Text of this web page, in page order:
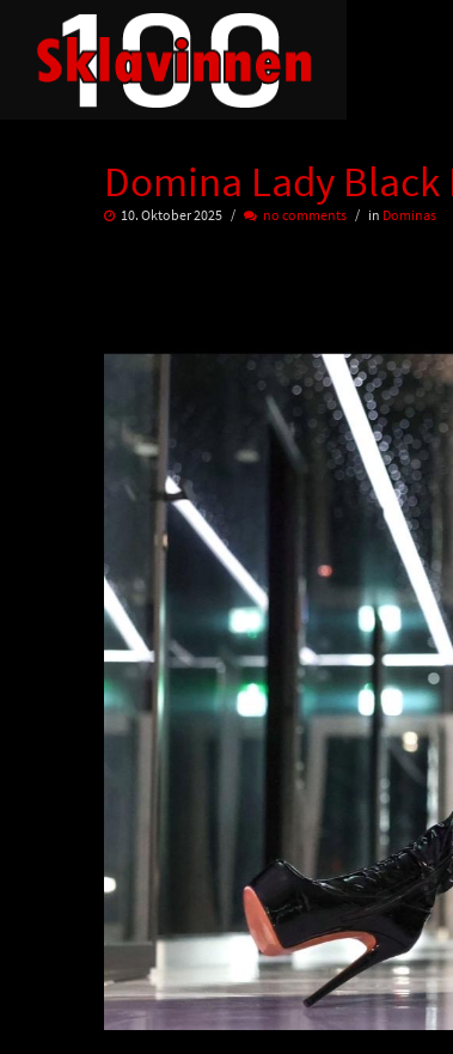
Domina Lady
10. Oktober 2025 no comments in Dominas